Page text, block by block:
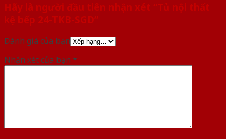
Hãy là người đầu tiên nhận xét “Tủ nội thất
kệ bếp 24-TKB-SGD”
Đánh giá của bạn
Nhận xét của bạn *